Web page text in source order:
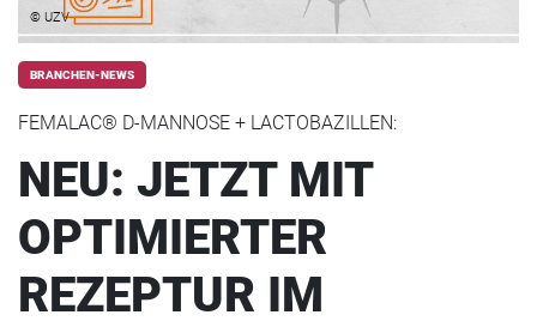
© UZV
BRANCHEN-NEWS
FEMALAC® D-MANNOSE + LACTOBAZILLEN:
NEU: JETZT MIT
OPTIMIERTER
REZEPTUR IM